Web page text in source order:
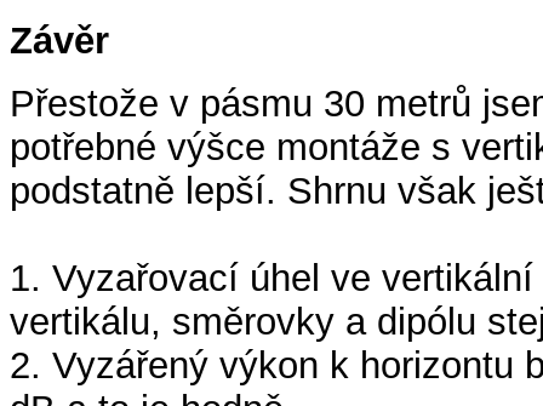
Závěr
Přestože v pásmu 30 metrů
potřebné výšce montáže s
podstatně lepší. Shrnu však
1. Vyzařovací úhel ve
vertikálu, směrovky a dipólu
2. Vyzářený výkon k horizontu